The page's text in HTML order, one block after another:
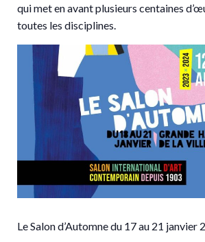
qui met en avant plusieurs centaines
toutes les disciplines.
Le Salon d’Automne du 17 au 21 janvier